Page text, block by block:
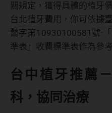
關規定，獲得具體的植牙
台北植牙費用，你可依據
醫字第10930100581號-
準表」收費標準表作為參考
台中植牙推薦
科，協同治療